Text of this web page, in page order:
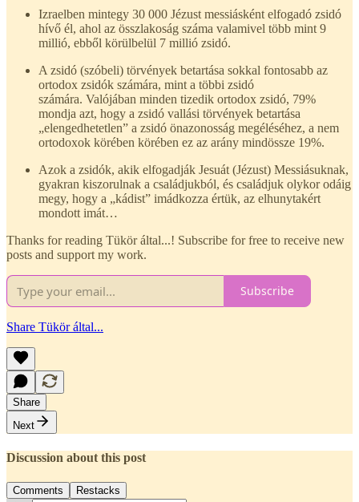
Izraelben mintegy 30 000 Jézust messiásként elfogadó zsidó
hívő él, ahol az összlakoság száma valamivel több mint 9
millió, ebből körülbelül 7 millió zsidó.
A zsidó (szóbeli) törvények betartása sokkal fontosabb az
ortodox zsidók számára, mint a többi zsidó
számára. Valójában minden tizedik ortodox zsidó, 79%
mondja azt, hogy a zsidó vallási törvények betartása
„elengedhetetlen” a zsidó önazonosság megéléséhez, a nem
ortodoxok körében körében ez az arány mindössze 19%.
Azok a zsidók, akik elfogadják Jesuát (Jézust) Messiásuknak,
gyakran kiszorulnak a családjukból, és családjuk olykor odáig
megy, hogy a „kádist” imádkozza értük, az elhunytakért
mondott imát…
Thanks for reading Tükör által...! Subscribe for free to receive new
posts and support my work.
Subscribe
Share Tükör által...
Share
Next
Discussion about this post
Comments Restacks